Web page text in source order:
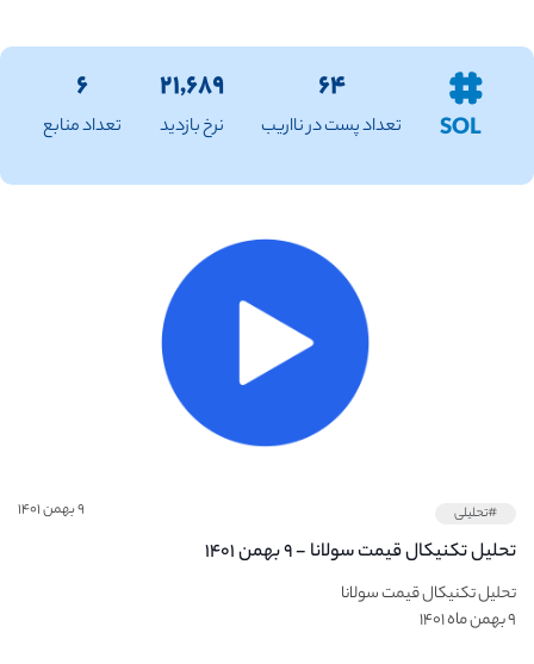
SOL
۶۴
تعداد پست در نااریب
۲۱,۶۸۹
نرخ بازدید
۶
تعداد منابع
#تحلیلی ۹ بهمن ۱۴۰۱
تحلیل تکنیکال قیمت سولانا - ۹ بهمن ۱۴۰۱
تحلیل تکنیکال قیمت سولانا
۹ بهمن ماه ۱۴۰۱